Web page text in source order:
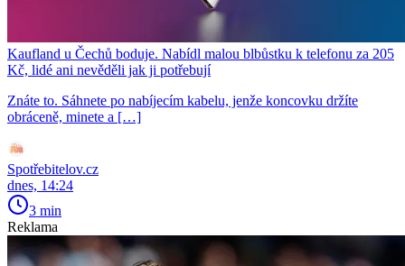
Kaufland u Čechů boduje. Nabídl malou blbůstku k telefonu za 205
Kč, lidé ani nevěděli jak ji potřebují
Znáte to. Sáhnete po nabíjecím kabelu, jenže koncovku držíte
obráceně, minete a […]
Spotřebitelov.cz
dnes, 14:24
3 min
Reklama